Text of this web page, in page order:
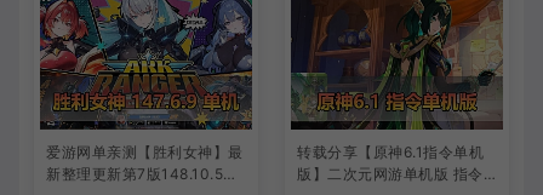
爱游网单亲测【胜利女神】最
新整理更新第7版148.10.5NI
转载分享【原神6.1指令单机
版】二次元网游单机版 指令